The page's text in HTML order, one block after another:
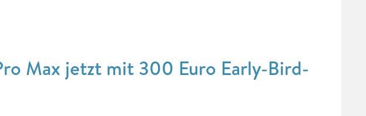
Max jetzt mit 300 Euro Early-Bird-